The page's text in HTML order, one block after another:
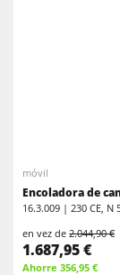
Lijadoras
Máquinas
Sierras de
Sierras
Sierras de
móvil
Encoladora de
16.3.009 | 230 CE, N
en vez de2.044,90 €
1.687,95 €
Ahorre 356,95 €